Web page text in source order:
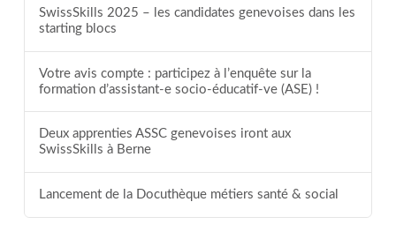
SwissSkills 2025 – les candidates genevoises dans les
starting blocs
Votre avis compte : participez à l’enquête sur la
formation d’assistant-e socio-éducatif-ve (ASE) !
Deux apprenties ASSC genevoises iront aux
SwissSkills à Berne
Lancement de la Docuthèque métiers santé & social